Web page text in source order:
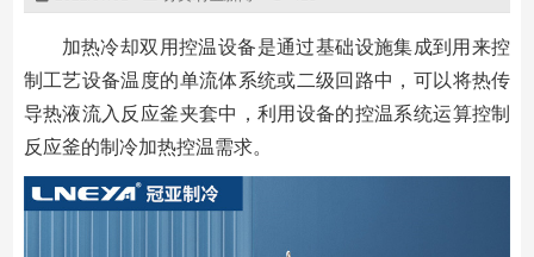
加热冷却双用控温设备是通过基础设施集成到用来控
制工艺设备温度的单流体系统或二级回路中，可以将热传
导热液流入反应釜夹套中，利用设备的控温系统运算控制
反应釜的制冷加热控温需求。